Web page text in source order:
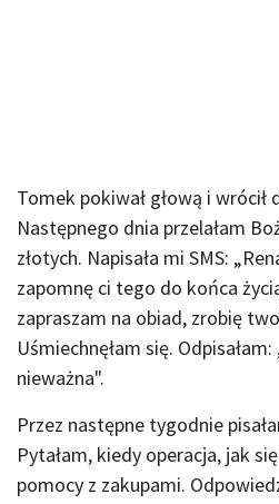
Tomek pokiwał głową i wrócił
Następnego dnia przelałam
złotych. Napisała mi SMS:
zapomnę ci tego do końca
zapraszam na obiad, zrobię
Uśmiechnęłam się.
nieważna".
Przez następne tygodnie
Pytałam, kiedy operacja, jak
pomocy z zakupami.